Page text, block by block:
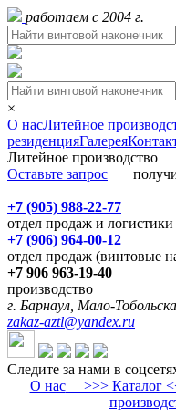
работаем с 2004 г.
×
О насЛитейное
резиденцияГалерея
Литейное производство
Оставьте запрос
+7 (905) 988-22-77
отдел продаж и
+7 (906) 964-00-12
отдел продаж (винтовые
+7 906 963-19-40
производство
г. Барнаул, Мало-
zakaz-aztl@yandex.ru
Следите за нами в
О нас>>> Каталог